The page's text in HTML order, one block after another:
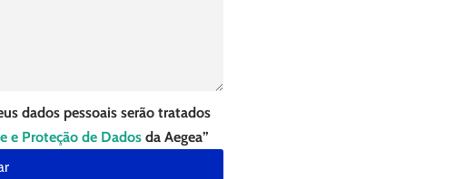
dados pessoais serão tratados
e Proteção de Dadosda Aegea”